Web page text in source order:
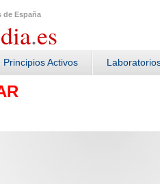
de España
.es
Principios Activos